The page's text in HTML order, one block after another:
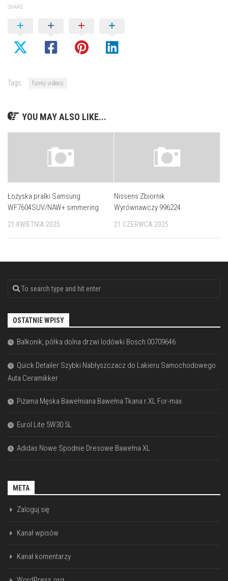
SHARE
Tags: funny videos
YOU MAY ALSO LIKE...
Łożyska pralki Samsung
WF7604SUV/NAW+ simmering
21 KWIETNIA 2025
Nissens Zbiornik
Wyrównawczy 996224
21 CZERWCA 2025
OSTATNIE WPISY
Balkonik, półka dolna drzwi lodówki Bosch 00709646
Quick Detailer Szybki Nabłyszczacz do Lakieru Samochodowego
Auta Ceramikker
Piżama Męska Bawełniana Bawełna Tkana r.XL For-max
Eurol Lite 5W30 5L
Adidas Nowe Spodnie Dresowe Bawełna XL
META
Zaloguj się
Kanał wpisów
Kanał komentarzy